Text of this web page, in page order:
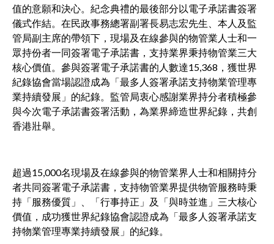
值的意願和決心。紀念典禮的最後部分以電子承諾書簽署
儀式作結。在民政事務總署副署長易志宏先生、本人及監
管局副主席的帶領下，現場及在線參與的物管業人士和一
眾持份者一同簽署電子承諾書，支持業界秉持物管業三大
核心價值。參與簽署電子承諾書的人數達15,368，獲世界
紀錄協會當場認證成為「最多人簽署承諾支持物業管理專
業持續發展」的紀錄。監管局衷心感謝業界持分者積極參
與今次電子承諾書簽署活動，為業界締造世界紀錄，共創
香港壯舉。
超過15,000名現場及在線參與的物管業界人士和相關持分
者共同簽署電子承諾書，支持物管業界提供物管服務時秉
持「服務優質」、「行事持正」及「與時並進」三大核心
價值，成功獲世界紀錄協會認證成為「最多人簽署承諾支
持物業管理專業持續發展」的紀錄。